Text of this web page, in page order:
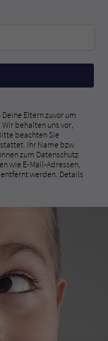
Eltern zuvor um
behalten uns vor,
beachten Sie
Ihr Name bzw.
zum Datenschutz
wie E-Mail-Adressen,
werden. Details